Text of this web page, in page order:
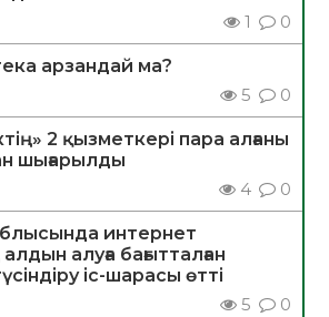
1 0
арзандай ма?
5 0
2 қызметкері пара алғаны
шығарылды
4 0
интернет
алуға бағытталған
іс-шарасы өтті
5 0